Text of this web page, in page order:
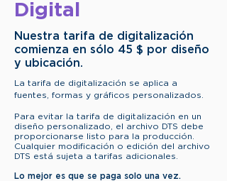
Digital
Nuestra tarifa de digitalización
comienza en sólo 45 $ por diseño
y ubicación.
La tarifa de digitalización se aplica a
fuentes, formas y gráficos personalizados.
Para evitar la tarifa de digitalización en un
diseño personalizado, el archivo DTS debe
proporcionarse listo para la producción.
Cualquier modificación o edición del archivo
DTS está sujeta a tarifas adicionales.
Lo mejor es que se paga solo una vez.